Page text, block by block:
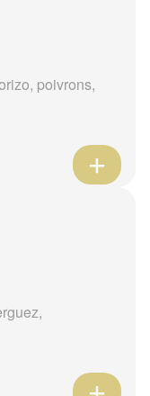
poivrons,